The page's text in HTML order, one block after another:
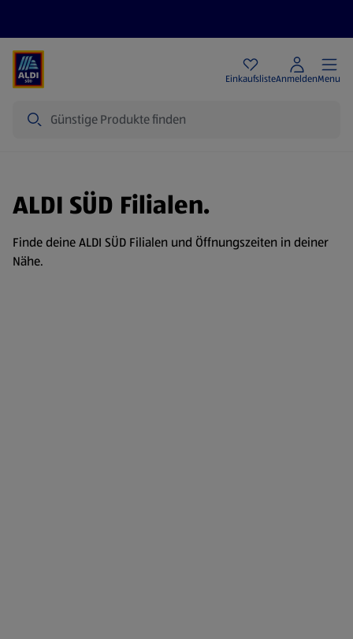
EinkaufslisteAnmeldenMenu
ALDI SÜD Filialen.
Finde deine ALDI SÜD Filialen und Öffnungszeiten in deiner
Nähe.